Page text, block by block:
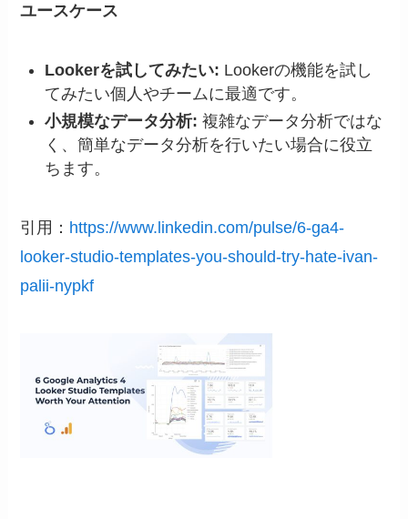
ユースケース
Lookerを試してみたい: Lookerの機能を試し
てみたい個人やチームに最適です。
小規模なデータ分析: 複雑なデータ分析ではな
く、簡単なデータ分析を行いたい場合に役立
ちます。
引用： https://www.linkedin.com/pulse/6-ga4-
looker-studio-templates-you-should-try-hate-ivan-
palii-nypkf